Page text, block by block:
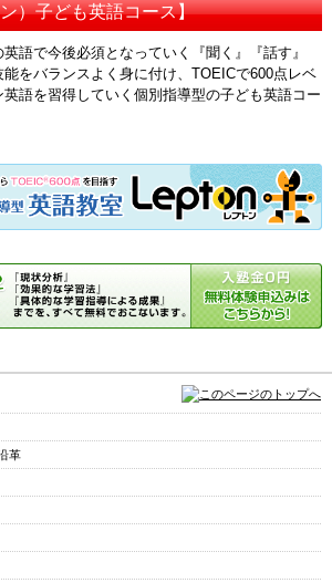
）子ども英語コース】
語で今後必須となっていく『聞く』『話す』
能をバランスよく身に付け、TOEICで600点レベ
語を習得していく個別指導型の子ども英語コー
革